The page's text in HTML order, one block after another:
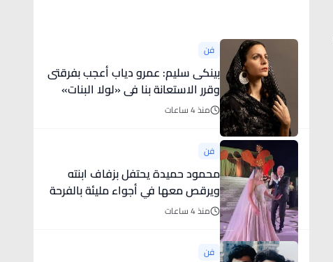
فن
بينكى سليم: عمرو دياب أعجب بفرقتى
وقرر الاستعانة بنا فى «لولا البنات»
منذ 4 ساعات
فن
محمود حميدة يحتفل بزفاف ابنته
ويرقص معها في أجواء مليئة بالفرحة
.. منذ 4 ساعات
فن